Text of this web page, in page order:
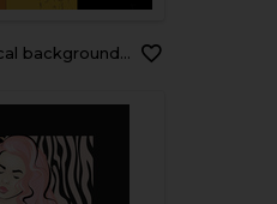
of open mouth. Template for card, poster, banner, print for t-shirt.